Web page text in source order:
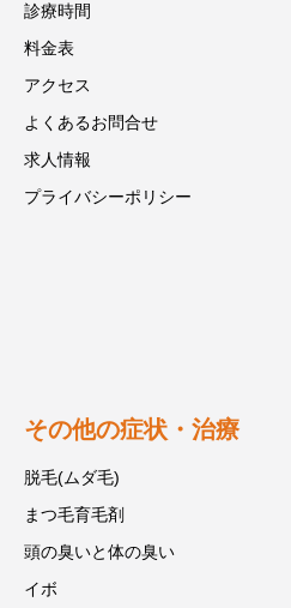
診療時間
料金表
アクセス
よくあるお問合せ
求人情報
プライバシーポリシー
その他の症状・治療
脱毛(ムダ毛)
まつ毛育毛剤
頭の臭いと体の臭い
イボ